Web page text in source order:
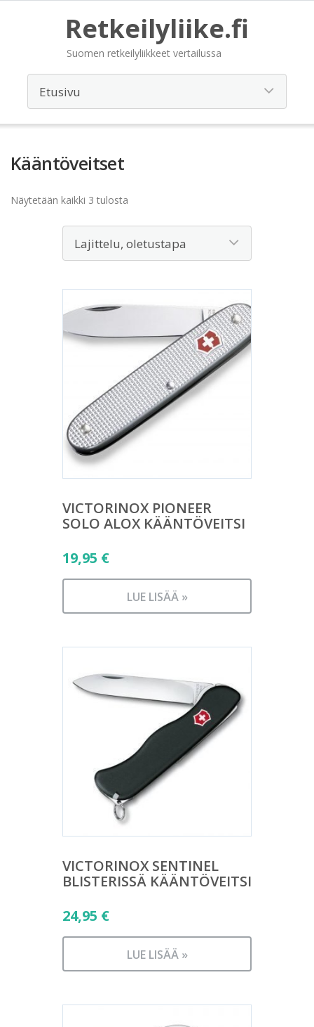
Retkeilyliike.fi
Suomen retkeilyliikkeet vertailussa
Kääntöveitset
Näytetään kaikki 3 tulosta
VICTORINOX PIONEER
SOLO ALOX KÄÄNTÖVEITSI
19,95 €
LUE LISÄÄ »
VICTORINOX SENTINEL
BLISTERISSÄ KÄÄNTÖVEITSI
24,95 €
LUE LISÄÄ »